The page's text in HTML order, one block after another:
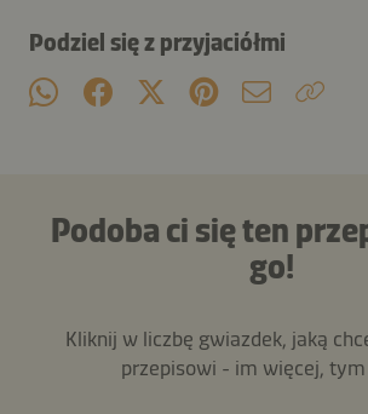
Podziel się z przyjaciółmi
Podoba ci się ten
go!
Kliknij w liczbę gwiazdek, jaką
przepisowi - im więcej,